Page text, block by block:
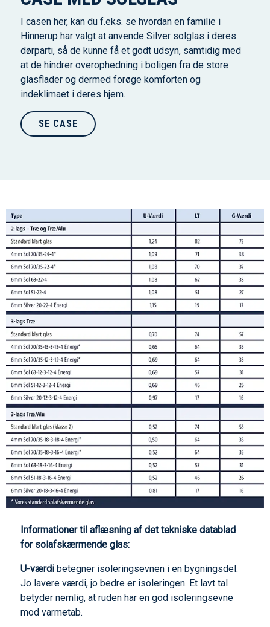
I casen her, kan du f.eks. se hvordan en familie i
Hinnerup har valgt at anvende Silver solglas i deres
dørparti, så de kunne få et godt udsyn, samtidig med
at de hindrer overophedning i boligen fra de store
glasflader og dermed forøge komforten og
indeklimaet i deres hjem.
SE CASE
Informationer til aflæsning af det tekniske datablad
for solafskærmende glas:
U-værdi betegner isoleringsevnen i en bygningsdel.
Jo lavere værdi, jo bedre er isoleringen. Et lavt tal
betyder nemlig, at ruden har en god isoleringsevne
mod varmetab.